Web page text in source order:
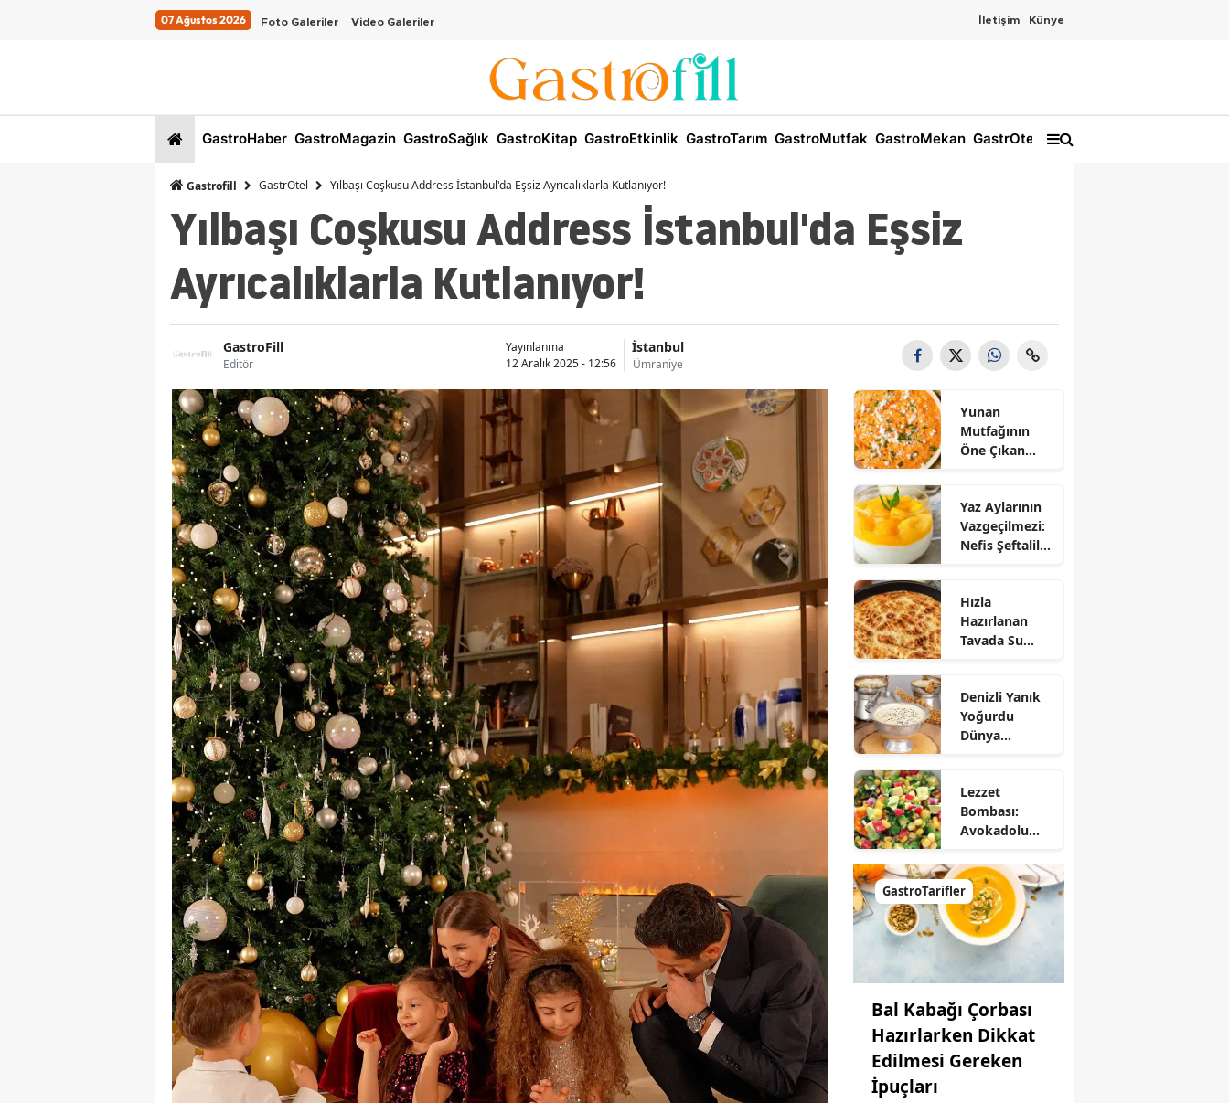
07 Ağustos 2026 Foto Galeriler Video Galeriler İletişim Künye
GastroHaber GastroMagazin GastroSağlık GastroKitap GastroEtkinlik GastroTarım GastroMutfak GastroMekan GastrOtel
Gastrofill GastrOtel Yılbaşı Coşkusu Address İstanbul'da Eşsiz Ayrıcalıklarla Kutlanıyor!
Yılbaşı Coşkusu Address İstanbul'da Eşsiz
Ayrıcalıklarla Kutlanıyor!
GastroFill
Editör
Yayınlanma
12 Aralık 2025 - 12:56
İstanbul
Ümraniye
Yunan
Mutfağının
Öne Çıkan
Nasıl Yapılır?
Yaz Aylarının
Vazgeçilmezi:
Nefis Şeftalili
Hızla
Hazırlanan
Tavada Su
Sofralarınıza
Lezzet Katın!
Denizli Yanık
Yoğurdu
Dünya
Lezzet
Bombası:
Avokadolu
Nasıl Yapılır?
GastroTarifler
Bal Kabağı Çorbası
Hazırlarken Dikkat
Edilmesi Gereken
İpuçları